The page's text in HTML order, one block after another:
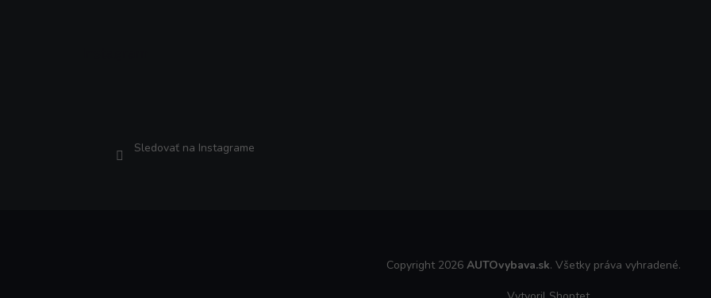
Sledovať na Instagrame
Copyright 2026 AUTOvybava.sk. Všetky práva vyhradené.